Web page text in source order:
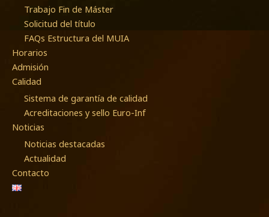
Trabajo Fin de Máster
Solicitud del título
FAQs Estructura del MUIA
Horarios
Admisión
Calidad
Sistema de garantía de calidad
Acreditaciones y sello Euro-Inf
Noticias
Noticias destacadas
Actualidad
Contacto